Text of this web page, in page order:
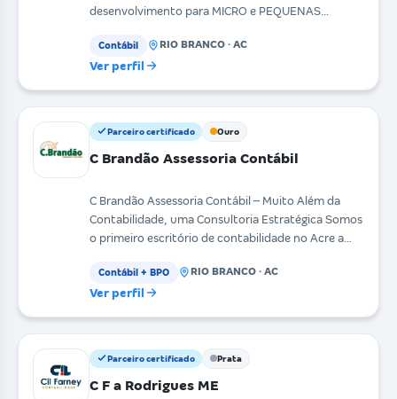
desenvolvimento para MICRO e PEQUENAS
Contábil RIO BRANCO · AC
Ver perfil
Parceiro certificado Ouro
C Brandão Assessoria Contábil
C Brandão Assessoria Contábil – Muito Além da
Contabilidade, uma Consultoria Estratégica Somos
o primeiro escritório de contabilidade no Acre a
Contábil + BPO RIO BRANCO · AC
Ver perfil
Parceiro certificado Prata
C F a Rodrigues ME